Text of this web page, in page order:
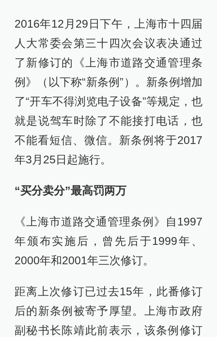
2016年12月29日下午，上海市十四届
人大常委会第三十四次会议表决通过
了新修订的《上海市道路交通管理条
例》（以下称“新条例”）。新条例增加
了“开车不得浏览电子设备”等规定，也
就是说驾车时除了不能接打电话，也
不能看短信、微信。新条例将于2017
年3月25日起施行。
“买分卖分”最高罚两万
《上海市道路交通管理条例》自1997
年颁布实施后，曾先后于1999年、
2000年和2001年三次修订。
距离上次修订已过去15年，此番修订
后的新条例被寄予厚望。上海市政府
副秘书长陈靖此前表示，该条例修订